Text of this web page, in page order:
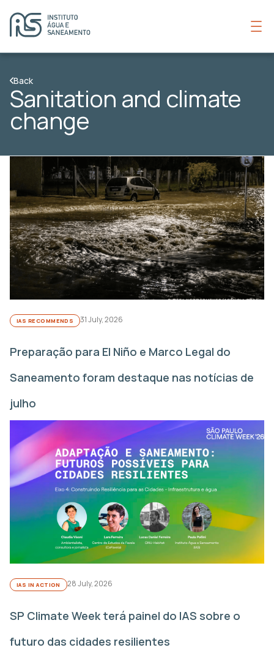
Back
Sanitation and climate
change
IAS RECOMMENDS 31 July, 2026
Preparação para El Niño e Marco Legal do
Saneamento foram destaque nas notícias de
julho
IAS IN ACTION 28 July, 2026
SP Climate Week terá painel do IAS sobre o
futuro das cidades resilientes